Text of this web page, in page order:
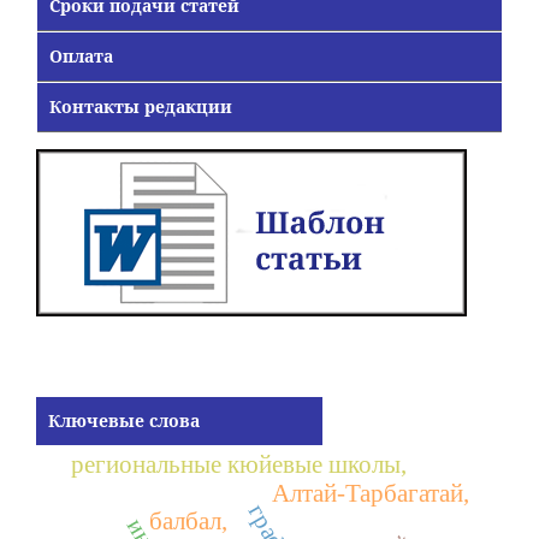
Сроки подачи статей
Оплата
Контакты редакции
Ключевые слова
балбал,
Алтай-Тарбагатай,
региональные кюйевые школы,